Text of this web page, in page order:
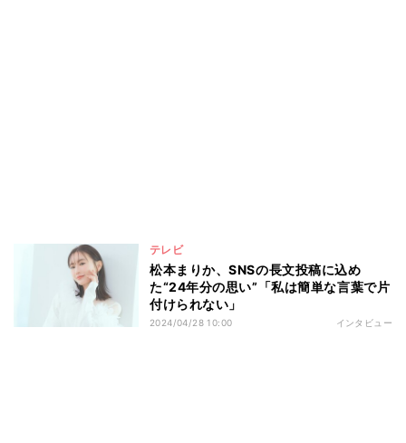
テレビ
松本まりか、SNSの長文投稿に込め
た“24年分の思い”「私は簡単な言葉で片
付けられない」
2024/04/28 10:00 インタビュー